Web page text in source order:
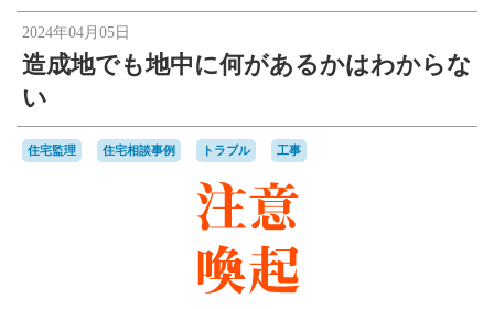
2024年04月05日
造成地でも地中に何があるかはわからな
い
住宅監理 住宅相談事例 トラブル 工事